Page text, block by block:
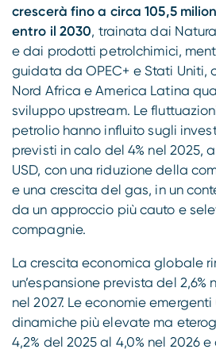
crescerà fino a circa 105,5
entro il 2030, trainata dai
e dai prodotti petrolchimici,
guidata da OPEC+ e Stati Uniti,
Nord Africa e America Latina
sviluppo upstream. Le
petrolio hanno influito sugli
previsti in calo del 4% nel 2025,
USD, con una riduzione della
e una crescita del gas, in un
da un approccio più cauto e
compagnie.
La crescita economica globale
un’espansione prevista del 2,6%
nel 2027. Le economie emergenti
dinamiche più elevate ma
4,2% del 2025 al 4,0% nel 2026 e